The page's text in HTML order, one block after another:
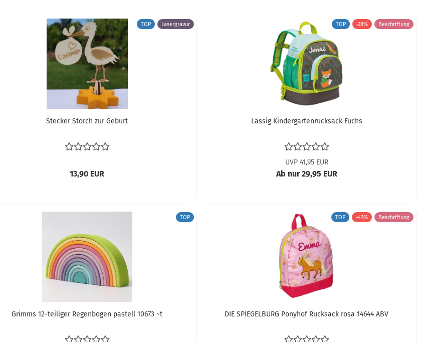
TOP Lasergravur
Stecker Storch zur Geburt
13,90 EUR
TOP -28% Beschriftung
Lässig Kindergartenrucksack Fuchs
UVP 41,95 EUR
Ab nur 29,95 EUR
TOP
Grimms 12-teiliger Regenbogen pastell 10673 ~t
TOP -43% Beschriftung
DIE SPIEGELBURG Ponyhof Rucksack rosa 14644 ABV